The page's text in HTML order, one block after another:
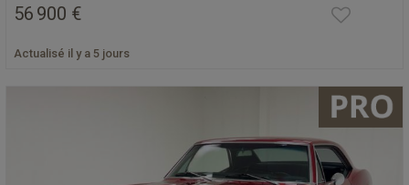
56 900 €
Actualisé il y a 5 jours